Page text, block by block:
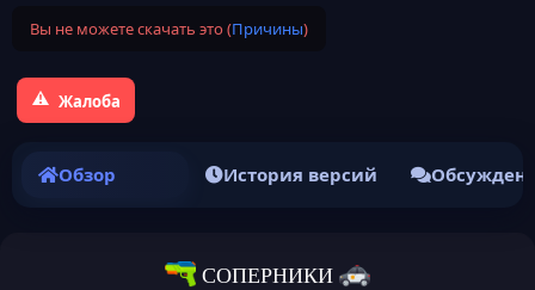
Вы не можете скачать это (Причины)
Жалоба
Обзор История версий
СОПЕРНИКИ